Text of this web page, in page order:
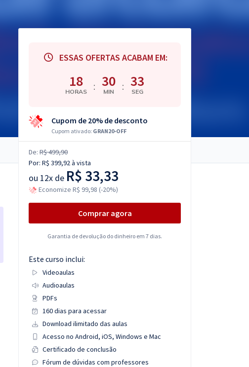
ESSAS OFERTAS ACABAM EM:
18
HORAS : 30
MIN : 32
SEG
Cupom de 20% de desconto
Cupom ativado: GRAN20-OFF
De: R$ 499,90
Por: R$ 399,92à vista
ou 12x de R$ 33,33
Economize R$ 99,98 (-20%)
Comprar agora
Garantia de devolução do dinheiro em 7 dias.
Este curso inclui:
Videoaulas
Audioaulas
PDFs
160 dias para acessar
Download ilimitado das aulas
Acesso no Android, iOS, Windows e Mac
Certificado de conclusão
Fórum de dúvidas com professores